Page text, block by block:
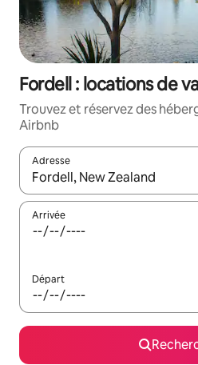
Fordell : locations de
Trouvez et réservez des
Airbnb
Adresse
Lorsque les résultats
Arrivée
Départ